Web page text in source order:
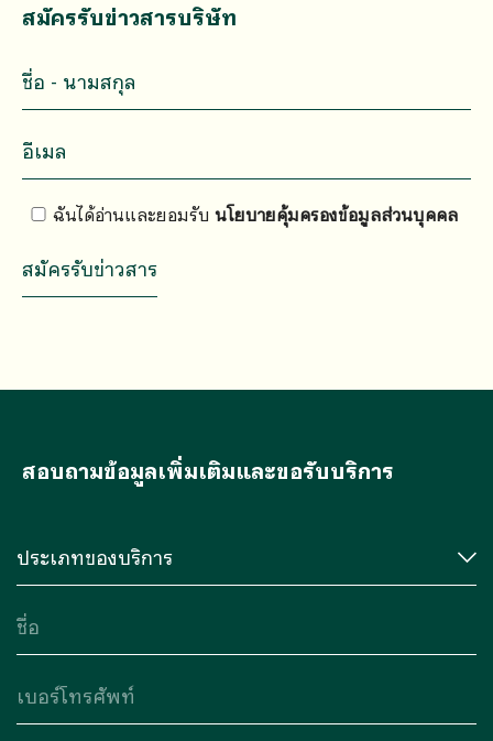
สมัครรับข่าวสารบริษัท
ฉันได้อ่านและยอมรับนโยบายคุ้มครองข้อมูลส่วนบุคคล
สอบถามข้อมูลเพิ่มเติมและขอรับบริการ